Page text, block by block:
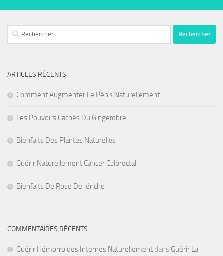
Rechercher :
ARTICLES RÉCENTS
Comment Augmenter Le Pénis Naturellement
Les Pouvoirs Cachés Du Gingembre
Bienfaits Des Plantes Naturelles
Guérir Naturellement Cancer Colorectal
Bienfaits De Rose De Jéricho
COMMENTAIRES RÉCENTS
Guérir Hémorroïdes Internes Naturellement dans Guérir La